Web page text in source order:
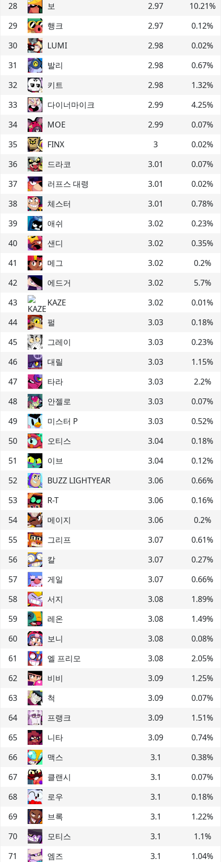
28 보 2.97 10.21%
29
행크 2.97 0.12%
30
LUMI 2.98 0.02%
31
발리 2.98 0.67%
32
키트 2.98 1.32%
33
다이너마이크 2.99 4.25%
34
MOE 2.99 0.07%
35
FINX 3 0.02%
36
드라코 3.01 0.07%
37
러프스 대령 3.01 0.02%
38
체스터 3.01 0.78%
39
애쉬 3.02 0.23%
40
샌디 3.02 0.35%
41
메그 3.02 0.2%
42
에드거 3.02 5.7%
43
KAZE 3.02 0.01%
44
펄 3.03 0.18%
45
그레이 3.03 0.23%
46
대릴 3.03 1.15%
47
타라 3.03 2.2%
48
안젤로 3.03 0.07%
49
미스터 P 3.03 0.52%
50
오티스 3.04 0.18%
51
이브 3.04 0.12%
52
BUZZ LIGHTYEAR 3.06 0.66%
53
R-T 3.06 0.16%
54
메이지 3.06 0.2%
55
그리프 3.07 0.61%
56
칼 3.07 0.27%
57
게일 3.07 0.66%
58
서지 3.08 1.89%
59
레온 3.08 1.49%
60
보니 3.08 0.08%
61
엘 프리모 3.08 2.05%
62
비비 3.09 1.25%
63
척 3.09 0.07%
64
프랭크 3.09 1.51%
65
니타 3.09 0.74%
66
맥스 3.1 0.38%
67
클랜시 3.1 0.07%
68
로우 3.1 0.18%
69
브록 3.1 1.22%
70
모티스 3.1 1.1%
71
엠즈 3.1 1.04%